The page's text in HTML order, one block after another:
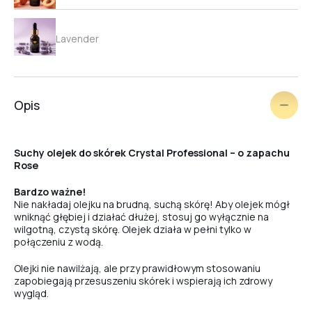
Lavender
Grape
Jasmin
Opis
Suchy olejek do skórek Crystal Professional – o zapachu
Rose
Bardzo ważne!
Nie nakładaj olejku na brudną, suchą skórę! Aby olejek mógł
wniknąć głębiej i działać dłużej, stosuj go wyłącznie na
wilgotną, czystą skórę. Olejek działa w pełni tylko w
połączeniu z wodą.
Olejki nie nawilżają, ale przy prawidłowym stosowaniu
zapobiegają przesuszeniu skórek i wspierają ich zdrowy
wygląd.